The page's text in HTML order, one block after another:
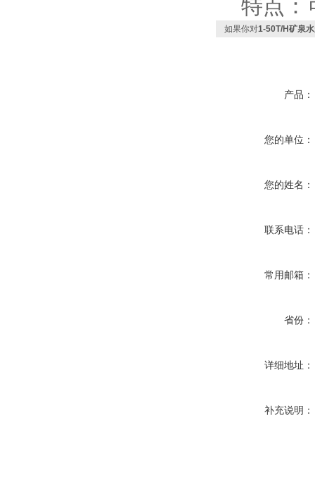
特点：
如果你对1-50T/H矿泉
产品：
您的单位：
您的姓名：
联系电话：
常用邮箱：
省份：
详细地址：
补充说明：